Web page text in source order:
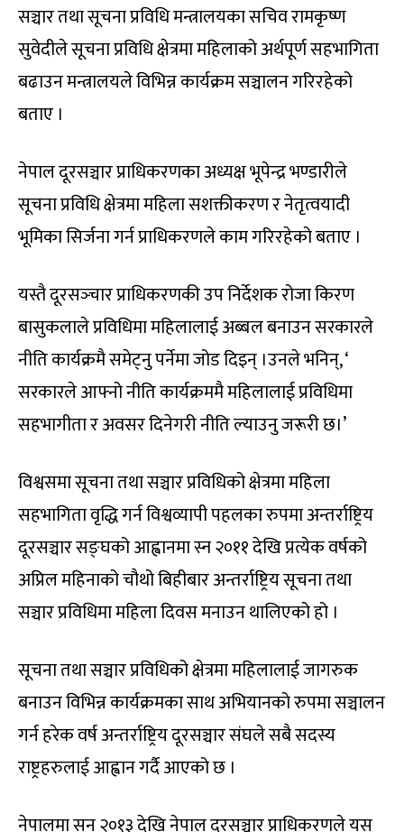
सञ्चार तथा सूचना प्रविधि मन्त्रालयका सचिव रामकृष्ण
सुवेदीले सूचना प्रविधि क्षेत्रमा महिलाको अर्थपूर्ण सहभागिता
बढाउन मन्त्रालयले विभिन्न कार्यक्रम सञ्चालन गरिरहेको
बताए ।
नेपाल दूरसञ्चार प्राधिकरणका अध्यक्ष भूपेन्द्र भण्डारीले
सूचना प्रविधि क्षेत्रमा महिला सशक्तीकरण र नेतृत्वयादी
भूमिका सिर्जना गर्न प्राधिकरणले काम गरिरहेको बताए ।
यस्तै दूरसञ्‍चार प्राधिकरणकी उप निर्देशक रोजा किरण
बासुकलाले प्रविधिमा महिलालाई अब्बल बनाउन सरकारले
नीति कार्यक्रमै समेट्‍नु पर्नेमा जोड दिइन् ।उनले भनिन्, ‘
सरकारले आफ्नो नीति कार्यक्रममै महिलालाई प्रविधिमा
सहभागीता र अवसर दिनेगरी नीति ल्याउनु जरूरी छ।’
विश्वसमा सूचना तथा सञ्चार प्रविधिको क्षेत्रमा महिला
सहभागिता वृद्धि गर्न विश्वव्यापी पहलका रुपमा अन्तर्राष्ट्रिय
दूरसञ्चार सङ्घको आह्वानमा स्न २०११ देखि प्रत्येक वर्षको
अप्रिल महिनाको चौथो बिहीबार अन्तर्राष्ट्रिय सूचना तथा
सञ्चार प्रविधिमा महिला दिवस मनाउन थालिएको हो ।
सूचना तथा सञ्चार प्रविधिको क्षेत्रमा महिलालाई जागरुक
बनाउन विभिन्न कार्यक्रमका साथ अभियानको रुपमा सञ्चालन
गर्न हरेक वर्ष अन्तर्राष्ट्रिय दूरसञ्चार संघले सबै सदस्य
राष्ट्रहरुलाई आह्वान गर्दै आएको छ ।
नेपालमा सन् २०१३ देखि नेपाल दूरसञ्चार प्राधिकरणले यस